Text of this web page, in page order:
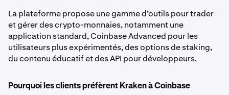
La plateforme propose une gamme d’outils pour trader
et gérer des crypto-monnaies, notamment une
application standard, Coinbase Advanced pour les
utilisateurs plus expérimentés, des options de staking,
du contenu éducatif et des API pour développeurs.
Pourquoi les clients préfèrent Kraken à Coinbase